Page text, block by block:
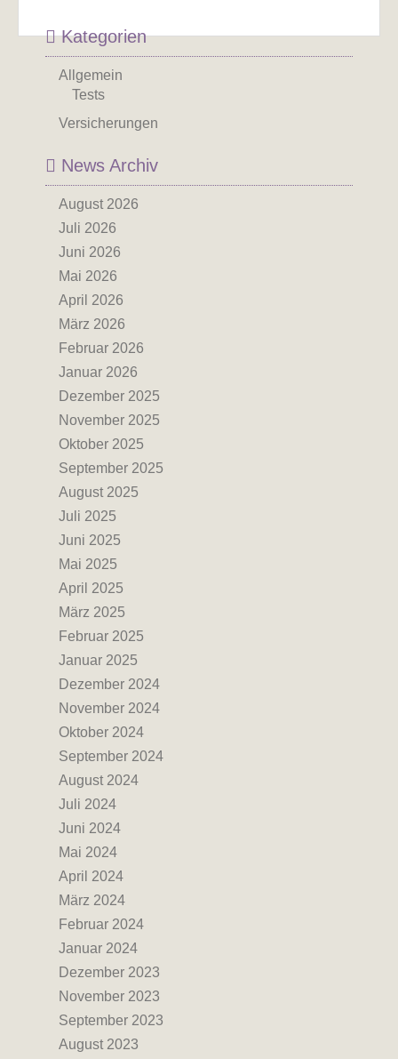
Kategorien
Allgemein
Tests
Versicherungen
News Archiv
August 2026
Juli 2026
Juni 2026
Mai 2026
April 2026
März 2026
Februar 2026
Januar 2026
Dezember 2025
November 2025
Oktober 2025
September 2025
August 2025
Juli 2025
Juni 2025
Mai 2025
April 2025
März 2025
Februar 2025
Januar 2025
Dezember 2024
November 2024
Oktober 2024
September 2024
August 2024
Juli 2024
Juni 2024
Mai 2024
April 2024
März 2024
Februar 2024
Januar 2024
Dezember 2023
November 2023
September 2023
August 2023